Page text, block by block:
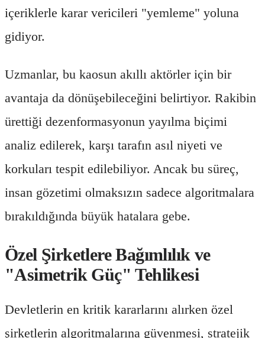
içeriklerle karar vericileri "yemleme" yoluna
gidiyor.
Uzmanlar, bu kaosun akıllı aktörler için bir
avantaja da dönüşebileceğini belirtiyor. Rakibin
ürettiği dezenformasyonun yayılma biçimi
analiz edilerek, karşı tarafın asıl niyeti ve
korkuları tespit edilebiliyor. Ancak bu süreç,
insan gözetimi olmaksızın sadece algoritmalara
bırakıldığında büyük hatalara gebe.
Özel Şirketlere Bağımlılık ve
"Asimetrik Güç" Tehlikesi
Devletlerin en kritik kararlarını alırken özel
şirketlerin algoritmalarına güvenmesi, stratejik